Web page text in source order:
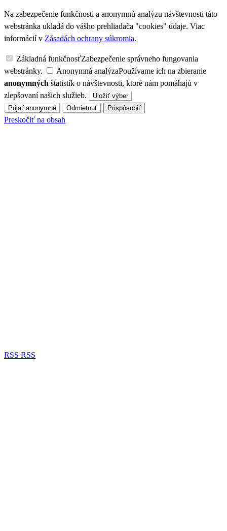
Na zabezpečenie funkčnosti a anonymnú analýzu návštevnosti táto
webstránka ukladá do vášho prehliadača "cookies" údaje. Viac
informácií v Zásadách ochrany súkromia.
Základná funkčnosťZabezpečenie správneho fungovania
webstránky.
Anonymná analýzaPoužívame ich na zbieranie
anonymných štatistík o návštevnosti, ktoré nám pomáhajú v
zlepšovaní našich služieb.
Uložiť výber
Prijať anonymné
Odmietnuť Prispôsobiť
Preskočiť na obsah
RSS RSS